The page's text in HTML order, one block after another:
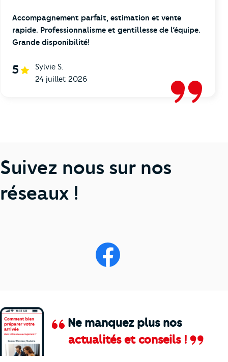
Accompagnement parfait, estimation et vente
rapide. Professionnalisme et gentillesse de l’équipe.
Grande disponibilité!
5
Sylvie S.
24 juillet 2026
Suivez nous sur nos
réseaux !
Ne manquez plus nos
actualités et conseils !